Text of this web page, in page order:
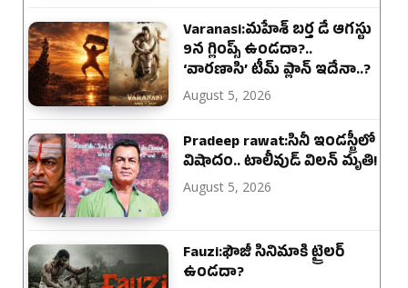
Varanasi:మహేశ్ బర్త డే ఆగస్టు
9న గ్లింప్స్ ఉండదా?..
‘వారణాసి’ టీమ్ ప్లాన్ ఇదేనా..?
August 5, 2026
Pradeep rawat:సినీ ఇండస్ట్రీలో
విషాదం.. టాలీవుడ్ విలన్ మృతి!
August 5, 2026
Fauzi:ఫౌజీ సినిమాకి ట్రైలర్
ఉండదా?